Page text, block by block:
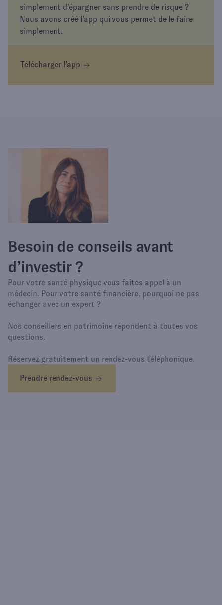
simplement d’épargner sans prendre de risque ?
Nous avons créé l’app qui vous permet de le faire
simplement.
Télécharger l’app
Besoin de conseils avant
d’investir ?
Pour votre santé physique vous faites appel à un
médecin. Pour votre santé financière, pourquoi ne pas
échanger avec un expert ?
Nos conseillers en patrimoine répondent à toutes vos
questions.
Réservez gratuitement un rendez-vous téléphonique.
Prendre rendez-vous